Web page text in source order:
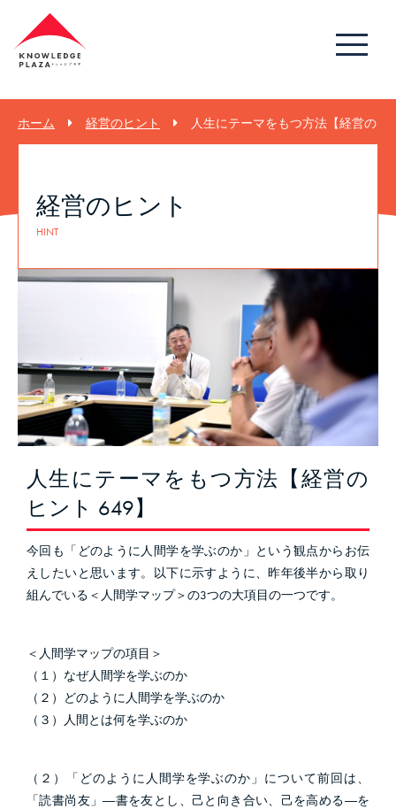
ホーム 経営のヒント 人生にテーマをもつ方法【経営のヒ
経営のヒント
HINT
人生にテーマをもつ方法【経営の
ヒント 649】
今回も「どのように人間学を学ぶのか」という観点からお伝
えしたいと思います。以下に示すように、昨年後半から取り
組んでいる＜人間学マップ＞の3つの大項目の一つです。
＜人間学マップの項目＞
（１）なぜ人間学を学ぶのか
（２）どのように人間学を学ぶのか
（３）人間とは何を学ぶのか
（２）「どのように人間学を学ぶのか」について前回は、
「読書尚友」―書を友とし、己と向き合い、己を高める―を